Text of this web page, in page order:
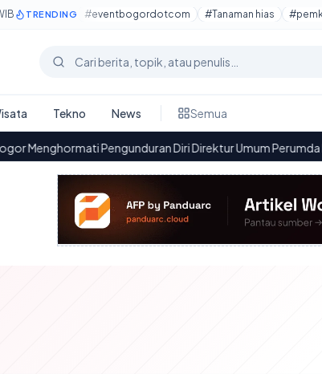
TRENDING #eventbogordotcom #Tanaman hias
Cari berita
Tekno News Semua
Pengunduran Diri Direktur Umum Perumda Pasar